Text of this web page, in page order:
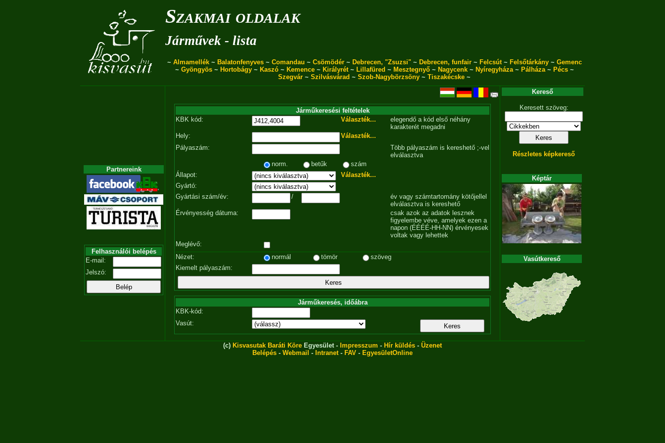
Szakmai oldalak
Járművek - lista
~ Almamellék~ Balatonfenyves~ Comandau ~ Csömödér~ Debrecen, "Zsuzsi"~ Debrecen, funfair~ Felcsút~ Felsőtárkány~ Gemenc
~ Gyöngyös~ Hortobágy~ Kaszó~ Kemence~ Királyrét~ Lillafüred ~ Mesztegnyő~ Nagycenk~ Nyíregyháza~ Pálháza~ Pécs~
Szegvár ~ Szilvásvárad ~ Szob-Nagybörzsöny ~ Tiszakécske ~
Partnereink
Felhasználói belépés
E-mail:
Jelszó:
Járműkeresési feltételek
KBK kód:
Választék...
elegendő a kód első néhány
karakterét megadni
Hely:
Választék...
Pályaszám:
Több pályaszám is kereshető ;-vel
elválasztva
norm.
betűk
szám
Állapot:
Választék...
Gyártó:
Gyártási szám/év:
/
év vagy számtartomány kötőjellel
elválasztva is kereshető
Érvényesség dátuma:
csak azok az adatok lesznek
figyelembe véve, amelyek ezen a
napon (ÉÉÉÉ-HH-NN) érvényesek
voltak vagy lehettek
Meglévő:
Nézet:
normál tömör
szöveg
Kiemelt pályaszám:
Járműkeresés, időábra
KBK-kód:
Vasút:
Kereső
Keresett szöveg:
Részletes képkereső
Képtár
Vasútkereső
(c) Kisvasutak Baráti Köre Egyesület - Impresszum - Hír küldés - Üzenet
Belépés - Webmail - Intranet- FAV - EgyesületOnline